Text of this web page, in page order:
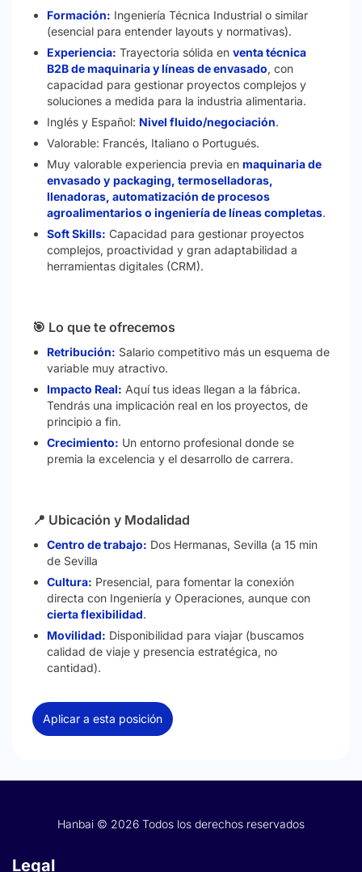
Formación: Ingeniería Técnica Industrial o similar
(esencial para entender layouts y normativas).
Experiencia: Trayectoria sólida en venta técnica
B2B de maquinaria y líneas de envasado, con
capacidad para gestionar proyectos complejos y
soluciones a medida para la industria alimentaria.
Inglés y Español: Nivel fluido/negociación.
Valorable: Francés, Italiano o Portugués.
Muy valorable experiencia previa en maquinaria de
envasado y packaging, termoselladoras,
llenadoras, automatización de procesos
agroalimentarios o ingeniería de líneas completas.
Soft Skills: Capacidad para gestionar proyectos
complejos, proactividad y gran adaptabilidad a
herramientas digitales (CRM).
🎯 Lo que te ofrecemos
Retribución: Salario competitivo más un esquema de
variable muy atractivo.
Impacto Real: Aquí tus ideas llegan a la fábrica.
Tendrás una implicación real en los proyectos, de
principio a fin.
Crecimiento: Un entorno profesional donde se
premia la excelencia y el desarrollo de carrera.
📍 Ubicación y Modalidad
Centro de trabajo: Dos Hermanas, Sevilla (a 15 min
de Sevilla
Cultura: Presencial, para fomentar la conexión
directa con Ingeniería y Operaciones, aunque con
cierta flexibilidad.
Movilidad: Disponibilidad para viajar (buscamos
calidad de viaje y presencia estratégica, no
cantidad).
Aplicar a esta posición
Hanbai © 2026 Todos los derechos reservados
Legal